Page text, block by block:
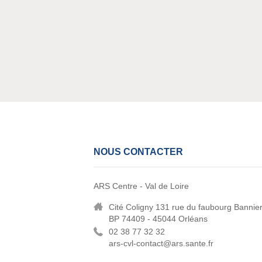
NOUS CONTACTER
ARS Centre - Val de Loire
Cité Coligny 131 rue du faubourg Bannier
BP 74409 - 45044 Orléans
02 38 77 32 32
ars-cvl-contact@ars.sante.fr